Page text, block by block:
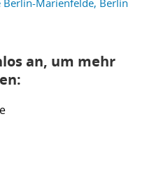
Berlin-Marienfelde, Berlin
an, um mehr